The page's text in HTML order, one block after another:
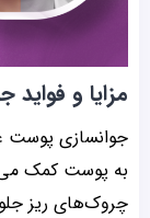
مزایا و
جوانسازی پوست
به پوست کمک
چروک‌های ریز